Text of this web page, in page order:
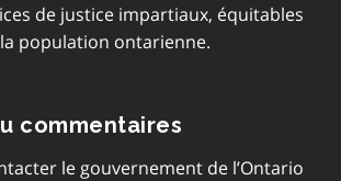
de justice impartiaux, équitables
population ontarienne.
commentaires
le gouvernement de l’Ontario